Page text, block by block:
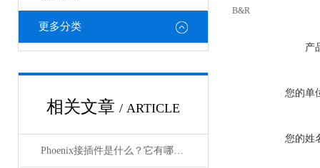
更多分类
相关文章 / ARTICLE
Phoenix接插件是什么？它有哪些分类？
B&R
产
您的单
您的姓